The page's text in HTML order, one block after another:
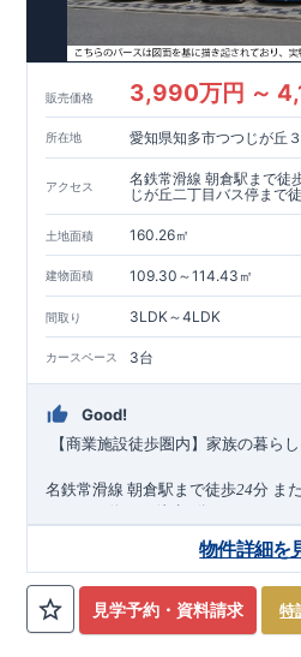
ます。 ・住宅ローン減税、固定資
・中古市場でも、長期優
住宅性能評価ダブル取得!(←詳しく
宅性能評価‥‥建物設計段階で、国
ております。 ・『建設』住宅性能
す。
・図面や書類上だけでなく、
た上で、品質を保証しております。
しくはクリック!) ・誰が何をやった
様の安心に繋がります。 ・設計、
ストプランをご提供いたします。
る事で、コストダウンに努めており
中! ・現地ご見学予約受付中◎ 平日
可能です
ご希望のお客様は一度ご
ージに載っていない詳しい内容や、
等がございましたらお気軽にご連絡
スマートフォンで見やすい特設サ
https://www.e-blooming.com/
販売価格 3,990万円 ～
所在地 愛知県知多市つつじが丘
アクセス
名鉄常滑線 朝倉駅まで
じが丘二丁目バス停まで
土地面積 160.26㎡
建物面積 109.30～114.43㎡
間取り 3LDK～4LDK
カースペース 3台
Good!
【商業施設徒歩圏内】家族の暮ら
名鉄常滑線 朝倉駅まで徒歩24分 ま
丁目バス停まで徒歩
分
下旬完成予定
近隣の完成物件のご案内可能！まず
を！
見学予約・資料請求 特
物件詳細を